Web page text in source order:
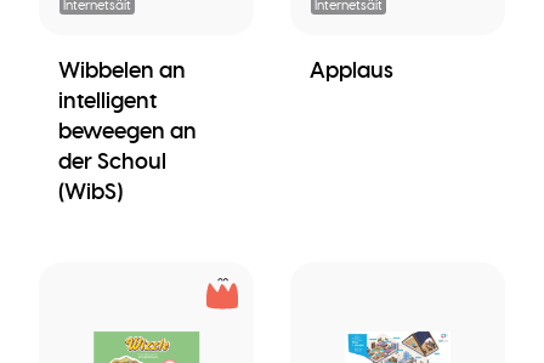
Internetsäit
Wibbelen an
intelligent
beweegen an
der Schoul
(WibS)
Internetsäit
Applaus